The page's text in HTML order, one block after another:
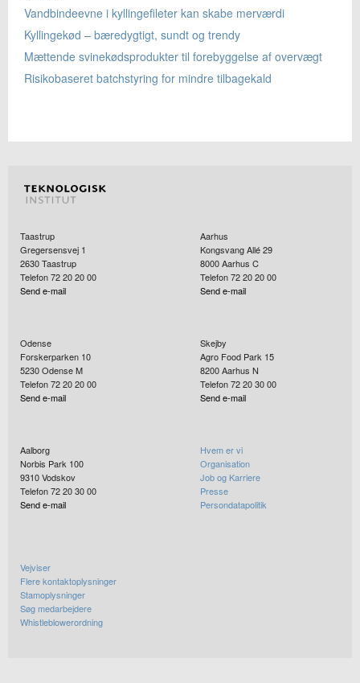
Vandbindeevne i kyllingefileter kan skabe merværdi
Kyllingekød – bæredygtigt, sundt og trendy
Mættende svinekødsprodukter til forebyggelse af overvægt
Risikobaseret batchstyring for mindre tilbagekald
Taastrup
Gregersensvej 1
2630Taastrup
Telefon 72 20 20 00
Send e-mail
Aarhus
Kongsvang Allé 29
8000Aarhus C
Telefon 72 20 20 00
Send e-mail
Odense
Forskerparken 10
5230Odense M
Telefon 72 20 20 00
Send e-mail
Skejby
Agro Food Park 15
8200Aarhus N
Telefon 72 20 30 00
Send e-mail
Aalborg
Norbis Park 100
9310Vodskov
Telefon 72 20 30 00
Send e-mail
Hvem er vi
Organisation
Job og Karriere
Presse
Persondatapolitik
Vejviser
Flere kontaktoplysninger
Stamoplysninger
Søg medarbejdere
Whistleblowerordning